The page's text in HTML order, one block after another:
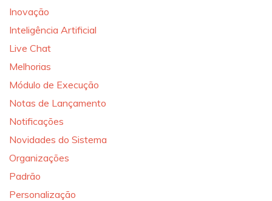
Inovação
Inteligência Artificial
Live Chat
Melhorias
Módulo de Execução
Notas de Lançamento
Notificações
Novidades do Sistema
Organizações
Padrão
Personalização